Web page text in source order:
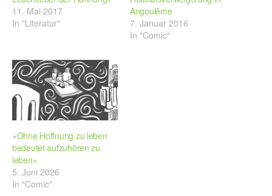
11. Mai 2017
In "Literatur"
Angoulême
7. Januar 2016
In "Comic"
»Ohne Hoffnung zu leben
bedeutet aufzuhören zu
leben«
5. Juni 2026
In "Comic"